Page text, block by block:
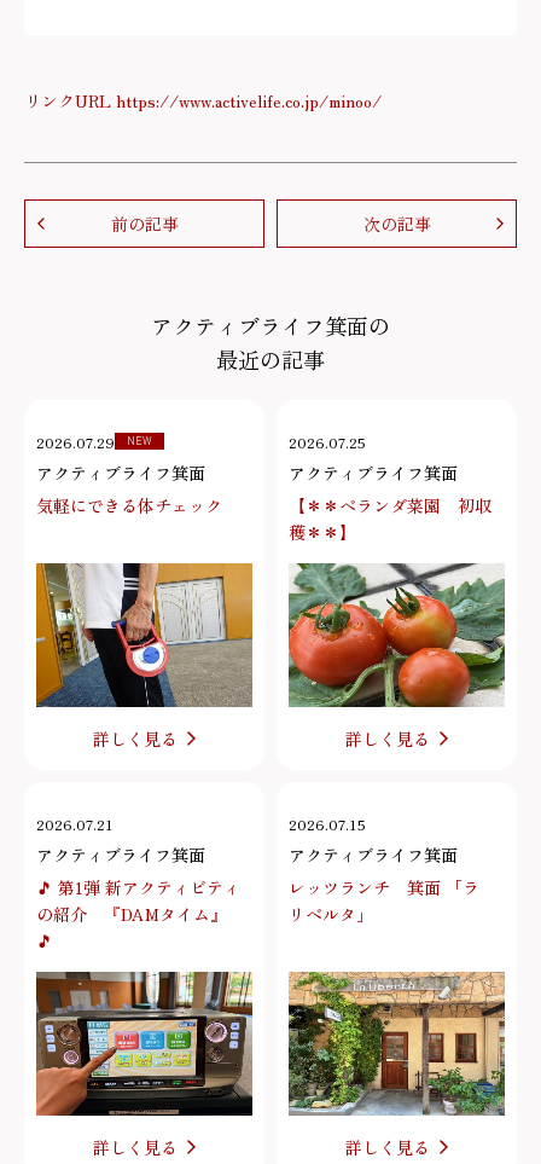
リンクURL https://www.activelife.co.jp/minoo/
前の記事 次の記事
アクティブライフ箕面の
最近の記事
2026.07.29 NEW
アクティブライフ箕面
気軽にできる体チェック
詳しく見る
2026.07.25
アクティブライフ箕面
【＊＊ベランダ菜園 初収
穫＊＊】
詳しく見る
2026.07.21
アクティブライフ箕面
🎵 第1弾 新アクティビティ
の紹介 『DAMタイム』
🎵
詳しく見る
2026.07.15
アクティブライフ箕面
レッツランチ 箕面 「ラ
リベルタ」
詳しく見る